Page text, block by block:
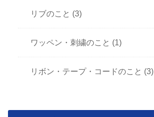
リブのこと (3)
ワッペン・刺繍のこと (1)
リボン・テープ・コードのこと (3)